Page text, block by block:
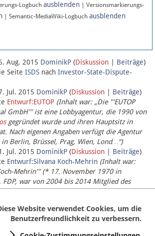
Logbuch ausblenden | Versionsmarkierungs-
| Semantic-MediaWiki-Logbuch ausblenden
Aug. 2015 DominikP (Diskussion Beiträge)
Seite ISDS nach Investor-State-Dispute-
Jul. 2015 DominikP (Diskussion Beiträge)
Entwurf:EUTOP (Inhalt war: „Die '''EUTOP
GmbH''' ist eine Lobbyagentur, die 1990 von
gegründet wurde und ihren Hauptsitz in
Nach eigenen Angaben verfügt die Agentur
Berlin, Brüssel, Prag, Wien, Lond…“)
Jul. 2015 DominikP (Diskussion Beiträge)
Entwurf:Silvana Koch-Mehrin (Inhalt war:
Mehrin''' (* 17. November 1970 in
FDP, war von 2004 bis 2014 Mitglied des
Parlaments, seit November 2014 ist sie für
Website verwendet Cookies, um die
Benutzerfreundlichkeit zu verbessern.